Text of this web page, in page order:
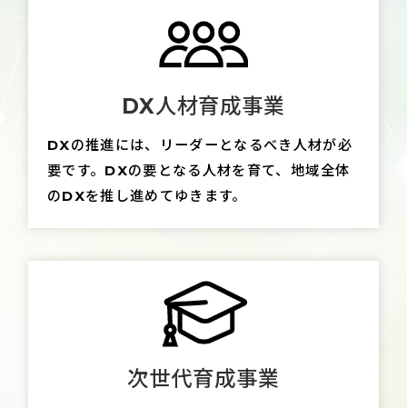
DX人材育成事業
DXの推進には、リーダーとなるべき人材が必
要です。 DXの要となる人材を育て、地域全体
のDXを推し進めてゆきます。
次世代育成事業